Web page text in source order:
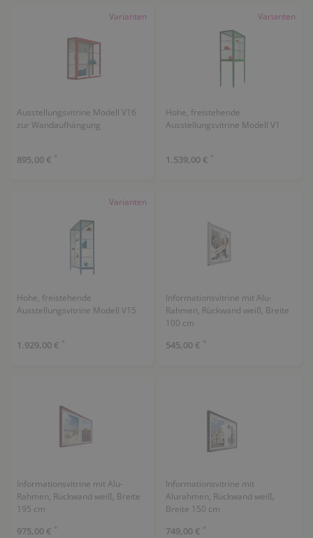
Varianten
Ausstellungsvitrine Modell V16
zur Wandaufhängung
895,00 € *
Varianten
Hohe, freistehende
Ausstellungsvitrine Modell V1
1.539,00 € *
Varianten
Hohe, freistehende
Ausstellungsvitrine Modell V15
1.929,00 € *
Informationsvitrine mit Alu-
Rahmen, Rückwand weiß, Breite
100 cm
545,00 € *
Informationsvitrine mit Alu-
Rahmen, Rückwand weiß, Breite
195 cm
975,00 € *
Informationsvitrine mit
Alurahmen, Rückwand weiß,
Breite 150 cm
749,00 € *